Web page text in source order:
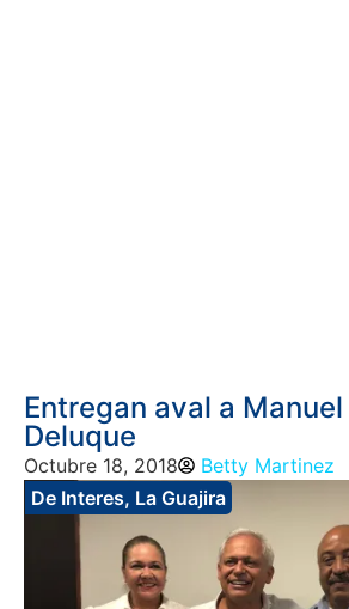
Entregan aval a Manuel
Deluque
Octubre 18, 2018
Betty Martinez
De Interes, La Guajira